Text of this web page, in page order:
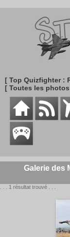
[ Top Quizfighter :
[ Toutes les
Galerie des
. . . 1 résultat trouvé . . .